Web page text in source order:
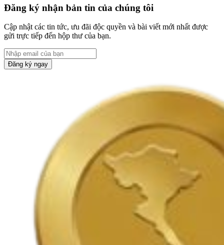
Đăng ký nhận bản tin của chúng tôi
Cập nhật các tin tức, ưu đãi độc quyền và bài viết mới nhất được
gửi trực tiếp đến hộp thư của bạn.
Đăng ký ngay